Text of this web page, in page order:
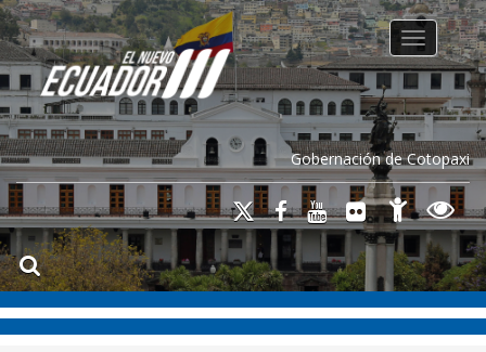
Gobernación de Cotopaxi
Toggle